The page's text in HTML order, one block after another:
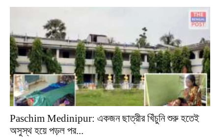
Paschim Medinipur: একজন ছাত্রীর খিঁচুনি শুরু হতেই
অসুস্থ হয়ে পড়ল পর...